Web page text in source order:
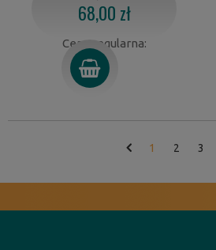
68,00 zł
Cena regularna:
1 2 3